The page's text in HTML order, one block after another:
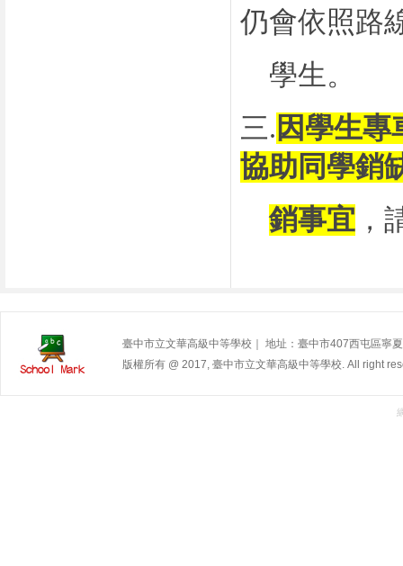
仍會依照路
學生。
三. 因學生專
協助同學銷
銷事宜 ，
臺中市立文華高級中等學校｜ 地址：臺中市407西屯區
版權所有 @ 2017, 臺中市立文華高級中等學校. All right